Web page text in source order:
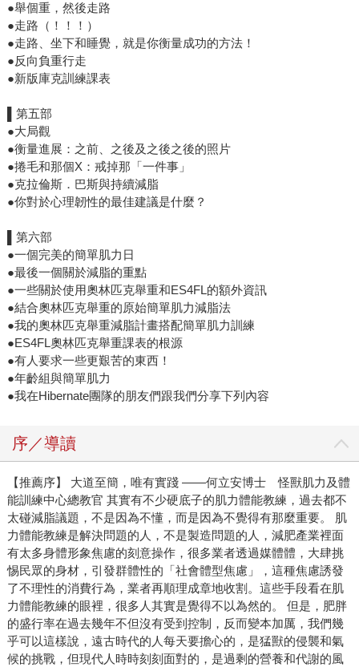
●舉個重，然後走路
●走路（！！！）
●走路、坐下和睡覺，就是你衡量成功的方法！
●反向負重行走
●新版庫克訓練課表
▌第五部
●大局觀
●衡量進展：之前、之後及之後之後的照片
●捲毛和那個X：戒掉那「一件事」
●克拉倫斯．巴斯與持續減脂
●你對於心理韌性的最佳建議是什麼？
▌第六部
●一個完美的簡單肌力日
●最後一個關於減脂的重點
●一些關於使用奧林匹克舉重和ES4FL的額外資訊
●結合奧林匹克舉重的原始簡單肌力減脂法
●我的奧林匹克舉重減脂計畫搭配簡單肌力訓練
●ES4FL奧林匹克舉重課表的根源
●有人要求一些更艱苦的東西！
●年齡組與簡單肌力
●我在Hibernate團隊的朋友們跟我們分享下列內容
序／導讀
【推薦序】 大道至簡，唯有實踐 ——何立安博士 怪獸肌力及體
能訓練中心總教官 其實有不少硬底子的肌力體能教練，過去都不
太碰減脂議題，不是因為不懂，而是因為不覺得有那麼重要。 肌
力體能教練是解決問題的人，不是製造問題的人，減肥產業裡面
有太多身體形象焦慮的刻意操作，很多業者透過媒體體，大肆挑
惕民眾的身材，引發群體性的「社會體型焦慮」，這種焦慮誘發
了不理性的消費行為，業者再順理成章地收割。這些手段看在肌
力體能教練的眼裡，很多人其實是覺得不以為然的。 但是，肥胖
的盛行率在過去幾年不但沒有受到控制，反而變本加厲，我們幾
乎可以這樣說，遠古時代的人每天要擔心的，是猛獸的侵襲和氣
候的挑戰，但現代人時時刻刻面對的，是過剩的營養和代謝的風